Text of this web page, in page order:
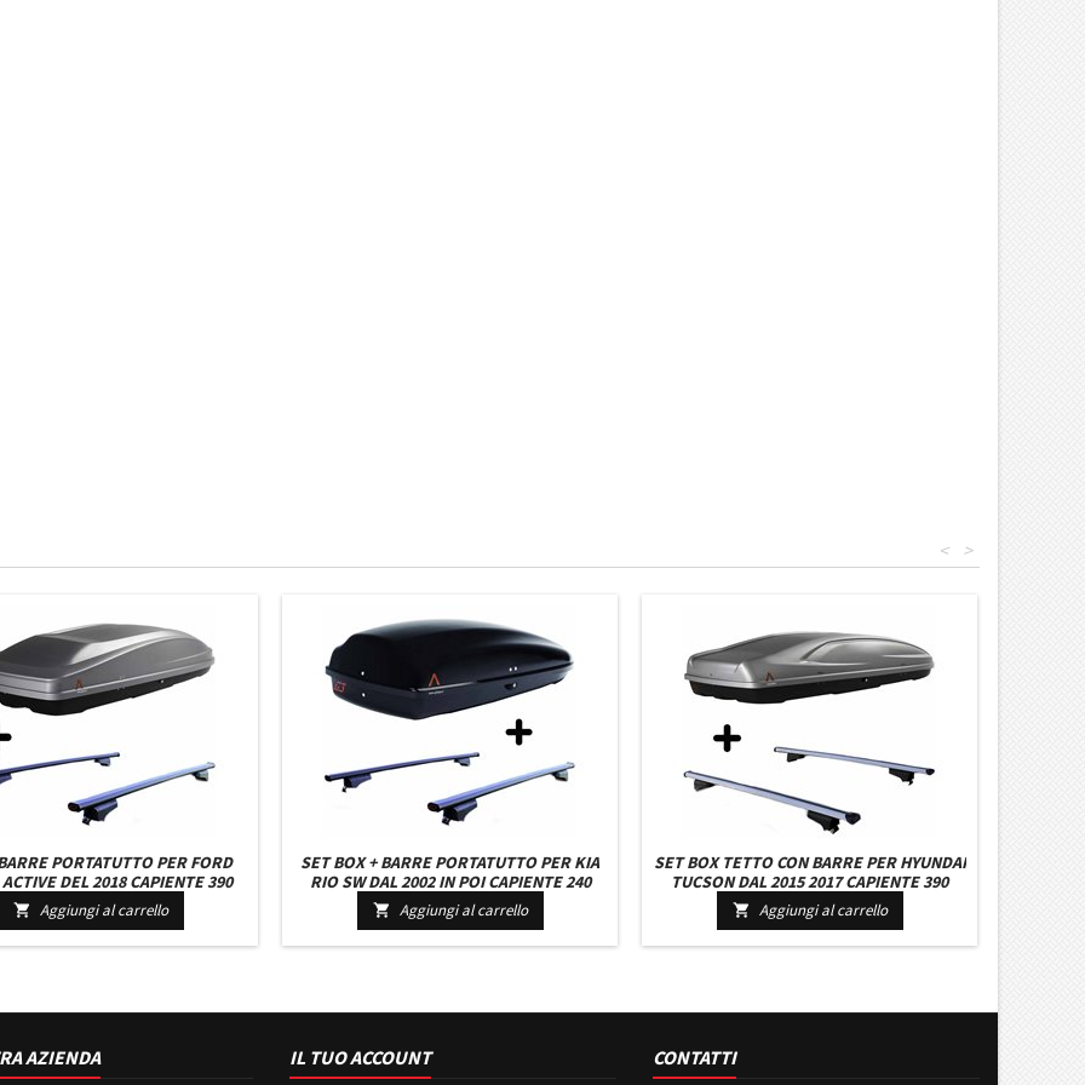
>
<
PORTATUTTO PER FORD
DEL 2018 CAPIENTE 390
CON SERRATURA BARRE 110
CM E KIT ATTACCHI NUOVO
 Aggiungi al carrello
SET BOX + BARRE PORTATUTTO PER KIA
RIO SW DAL 2002 IN POI CAPIENTE 240
LITRI COLORE NERO CON CHIAVE BARRE
110 CM + KIT ATTACCHI
 Aggiungi al carrello
SET BOX TETTO CON BARRE PER HYUNDAI
TUCSON DAL 2015 2017 CAPIENTE 390
LITRI COLORE GRIGIO CON 2 CHIAVI
BARRE 127 CM C/SERRATURA
 Aggiungi al carrello
AZIENDA IL TUO ACCOUNT CONTATTI